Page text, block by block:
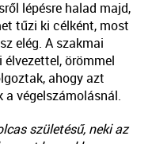
lépésre halad majd,
tűzi ki célként, most
elég. A szakmai
élvezettel, örömmel
ahogy azt
a végelszámolásnál.
születésű, neki az